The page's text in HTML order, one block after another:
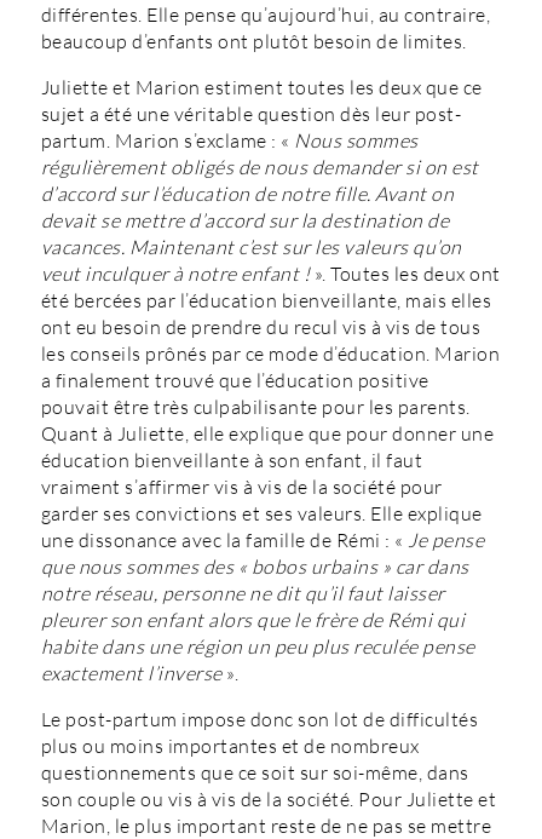
différentes. Elle pense qu’aujourd’hui, au contraire,
beaucoup d’enfants ont plutôt besoin de limites.
Juliette et Marion estiment toutes les deux que ce
sujet a été une véritable question dès leur post-
partum. Marion s’exclame : « Nous sommes
régulièrement obligés de nous demander si on est
d’accord sur l’éducation de notre fille. Avant on
devait se mettre d’accord sur la destination de
vacances. Maintenant c’est sur les valeurs qu’on
veut inculquer à notre enfant !». Toutes les deux ont
été bercées par l’éducation bienveillante, mais elles
ont eu besoin de prendre du recul vis à vis de tous
les conseils prônés par ce mode d’éducation. Marion
a finalement trouvé que l’éducation positive
pouvait être très culpabilisante pour les parents.
Quant à Juliette, elle explique que pour donner une
éducation bienveillante à son enfant, il faut
vraiment s’affirmer vis à vis de la société pour
garder ses convictions et ses valeurs. Elle explique
une dissonance avec la famille de Rémi : « Je pense
que nous sommes des « bobos urbains » car dans
notre réseau, personne ne dit qu’il faut laisser
pleurer son enfant alors que le frère de Rémi qui
habite dans une région un peu plus reculée pense
exactement l’inverse».
Le post-partum impose donc son lot de difficultés
plus ou moins importantes et de nombreux
questionnements que ce soit sur soi-même, dans
son couple ou vis à vis de la société. Pour Juliette et
Marion, le plus important reste de ne pas se mettre